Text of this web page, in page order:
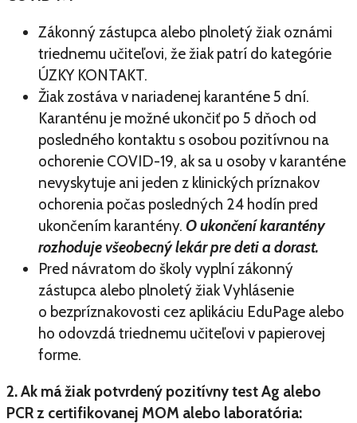
Zákonný zástupca alebo plnoletý žiak oznámi
triednemu učiteľovi, že žiak patrí do kategórie
ÚZKY KONTAKT.
Žiak zostáva v nariadenej karanténe 5 dní.
Karanténu je možné ukončiť po 5 dňoch od
posledného kontaktu s osobou pozitívnou na
ochorenie COVID-19, ak sa u osoby v karanténe
nevyskytuje ani jeden z klinických príznakov
ochorenia počas posledných 24 hodín pred
ukončením karantény. O ukončení karantény
rozhoduje všeobecný lekár pre deti a dorast.
Pred návratom do školy vyplní zákonný
zástupca alebo plnoletý žiak Vyhlásenie
o bezpríznakovosti cez aplikáciu EduPage alebo
ho odovzdá triednemu učiteľovi v papierovej
forme.
2. Ak má žiak potvrdený pozitívny test Ag alebo
PCR z certifikovanej MOM alebo laboratória: